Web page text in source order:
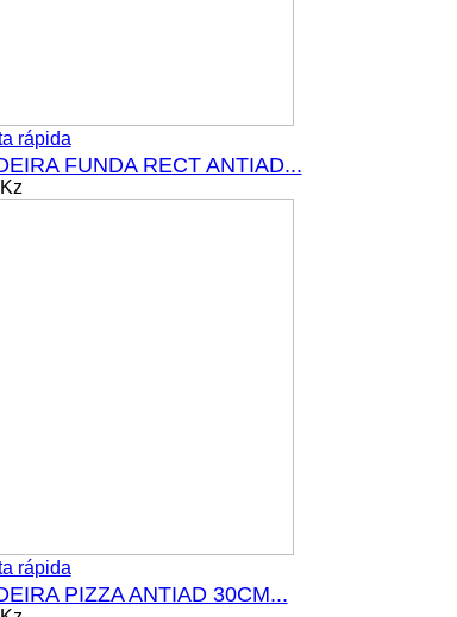
rápida
FUNDA RECT ANTIAD...
rápida
PIZZA ANTIAD 30CM...